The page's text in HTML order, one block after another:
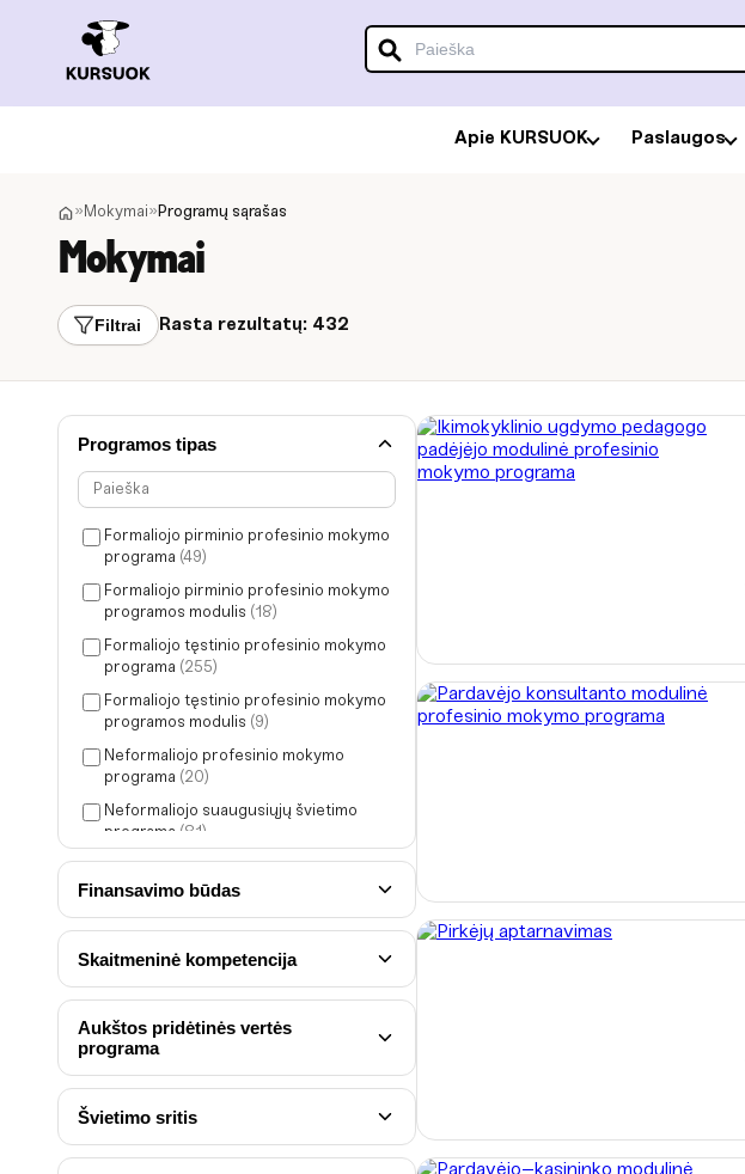
Apie KURSUOK Paslaugos
» Mokymai» Programų sąrašas
Mokymai
Filtrai Rasta rezultatų: 432
Programos tipas
Formaliojo pirminio profesinio mokymo
programa (49)
Formaliojo pirminio profesinio mokymo
programos modulis (18)
Formaliojo tęstinio profesinio mokymo
programa (255)
Formaliojo tęstinio profesinio mokymo
programos modulis (9)
Neformaliojo profesinio mokymo
programa (20)
Neformaliojo suaugusiųjų švietimo
programa (81)
Finansavimo būdas
Skaitmeninė kompetencija
Aukštos pridėtinės vertės
programa
Švietimo sritis